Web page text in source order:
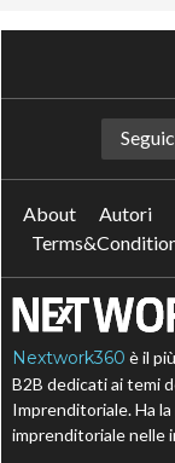
About Autori
Nextwork360 è il
B2B dedicati ai temi
Imprenditoriale. Ha
imprenditoriale nelle